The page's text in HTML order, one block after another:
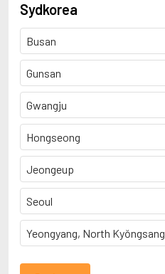
Sydkorea
Busan
Gunsan
Gwangju
Hongseong
Jeongeup
Seoul
Yeongyang, North Kyŏngsang